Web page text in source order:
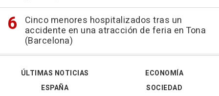
Cinco menores hospitalizados tras un
accidente en una atracción de feria en Tona
(Barcelona)
ÚLTIMAS NOTICIAS
ESPAÑA
ECONOMÍA
SOCIEDAD